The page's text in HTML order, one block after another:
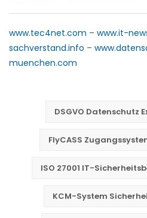
www.tec4net.com – www.it-
sachverstand.info –
muenchen.com
DSGVO Datenschutz
FlyCASS
ISO 27001 IT-
KCM-System